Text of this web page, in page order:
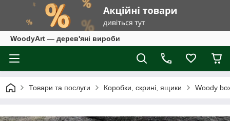
WoodyArt — дерев'яні вироби
Товари та послуги Коробки, скрині, ящики Woody